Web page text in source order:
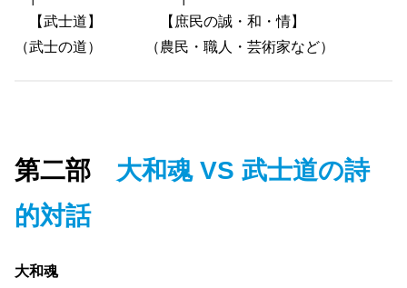
【武士道】 【庶民の誠・和・情】
（武士の道） （農民・職人・芸術家など）
第二部 大和魂 VS 武士道の詩
的対話
大和魂